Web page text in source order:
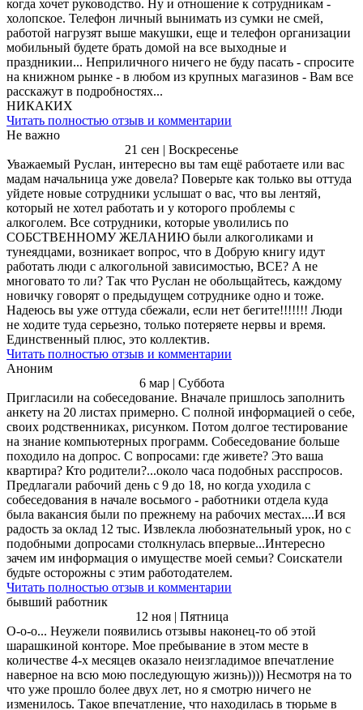
когда хочет руководство. Ну и отношение к сотрудникам -
холопское. Телефон личный вынимать из сумки не смей,
работой нагрузят выше макушки, еще и телефон организации
мобильный будете брать домой на все выходные и
праздникии... Неприличного ничего не буду пасать - спросите
на книжном рынке - в любом из крупных магазинов - Вам все
расскажут в подробностях...
НИКАКИХ
Читать полностью отзыв и комментарии
Не важно
21 сен | Воскресенье
Уважаемый Руслан, интересно вы там ещё работаете или вас
мадам начальница уже довела? Поверьте как только вы оттуда
уйдете новые сотрудники услышат о вас, что вы лентяй,
который не хотел работать и у которого проблемы с
алкоголем. Все сотрудники, которые уволились по
СОБСТВЕННОМУ ЖЕЛАНИЮ были алкоголиками и
тунеядцами, возникает вопрос, что в Добрую книгу идут
работать люди с алкогольной зависимостью, ВСЕ? А не
многовато то ли? Так что Руслан не обольщайтесь, каждому
новичку говорят о предыдущем сотруднике одно и тоже.
Надеюсь вы уже оттуда сбежали, если нет бегите!!!!!!! Люди
не ходите туда серьезно, только потеряете нервы и время.
Единственный плюс, это коллектив.
Читать полностью отзыв и комментарии
Аноним
6 мар | Суббота
Пригласили на собеседование. Вначале пришлось заполнить
анкету на 20 листах примерно. С полной информацией о себе,
своих родственниках, рисунком. Потом долгое тестирование
на знание компьютерных программ. Собеседование больше
походило на допрос. С вопросами: где живете? Это ваша
квартира? Кто родители?...около часа подобных расспросов.
Предлагали рабочий день с 9 до 18, но когда уходила с
собеседования в начале восьмого - работники отдела куда
была вакансия были по прежнему на рабочих местах....И вся
радость за оклад 12 тыс. Извлекла любознательный урок, но с
подобными допросами столкнулась впервые...Интересно
зачем им информация о имуществе моей семьи? Соискатели
будьте осторожны с этим работодателем.
Читать полностью отзыв и комментарии
бывший работник
12 ноя | Пятница
О-о-о... Неужели появились отзывы наконец-то об этой
шарашкиной конторе. Мое пребывание в этом месте в
количестве 4-х месяцев оказало неизгладимое впечатление
наверное на всю мою последующую жизнь)))) Несмотря на то
что уже прошло более двух лет, но я смотрю ничего не
изменилось. Такое впечатление, что находилась в тюрьме в